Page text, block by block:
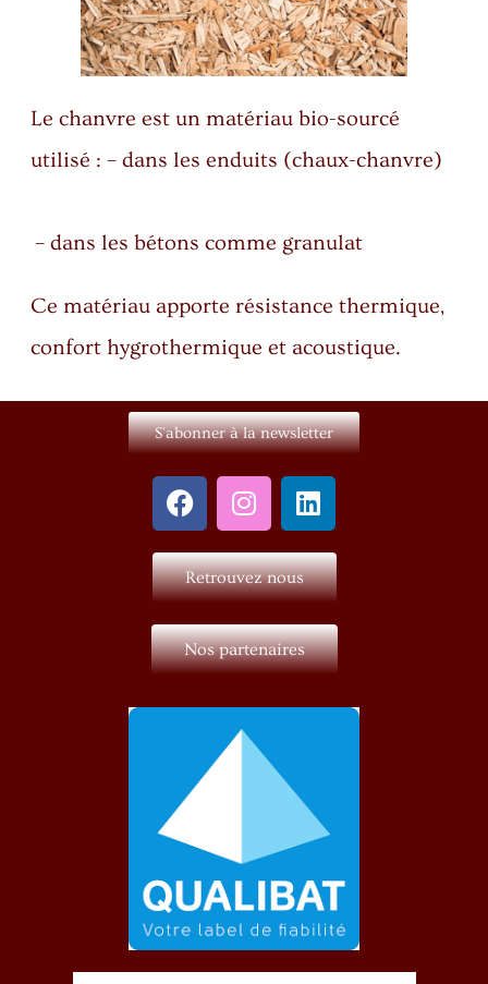
Le chanvre est un matériau bio-sourcé
utilisé : – dans les enduits (chaux-chanvre)
– dans les bétons comme granulat
Ce matériau apporte résistance thermique,
confort hygrothermique et acoustique.
S'abonner à la newsletter
Retrouvez nous
Nos partenaires